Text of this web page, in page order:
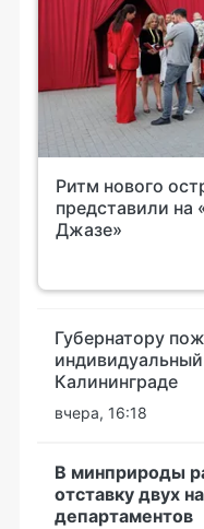
Ритм нового
представили на
Джазе»
Губернатору
Калининграде
вчера, 16:18
В минприроды
отставку двух
департаментов